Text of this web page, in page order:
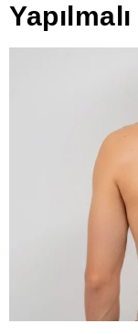
Yapılmalı